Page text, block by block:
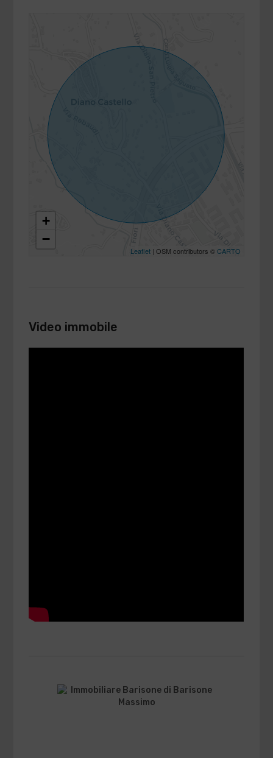
+
−
Leaflet| OSM contributors ©CARTO
Video immobile